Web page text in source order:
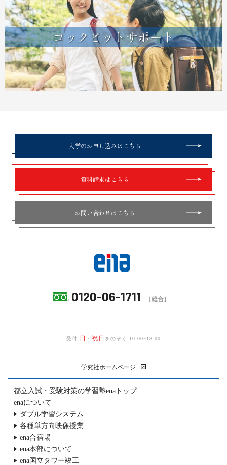
コックピットサポート
入学のお申し込みはこちら
資料請求はこちら
お問い合わせはこちら
0120-06-1711 [総合]
受付 日 ・ 祝日 をのぞく 10:00~18:00
学究社ホームページ
都立入試・受験対策の学習塾enaトップ
enaについて
ダブル学習システム
各種単方向映像授業
ena合宿場
ena本部について
ena国立タワー竣工